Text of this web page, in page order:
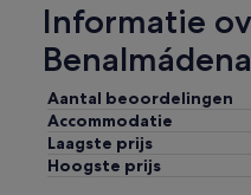
Informatie
Benalmádena
Aantal beoordelingen
Accommodatie
Laagste prijs
Hoogste prijs